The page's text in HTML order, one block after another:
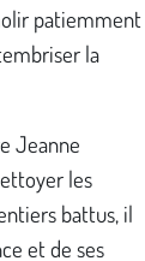
patiemment
la
Jeanne
les
battus, il
et de ses